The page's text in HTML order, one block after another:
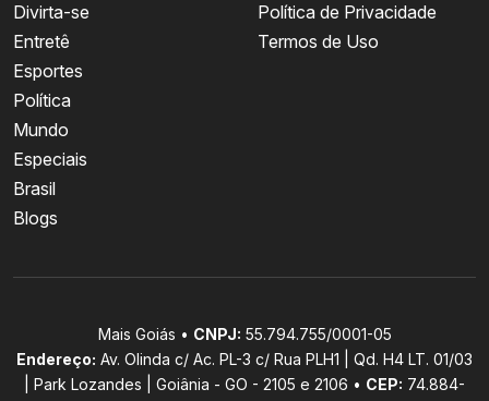
Divirta-se
Entretê
Esportes
Política
Mundo
Especiais
Brasil
Blogs
Política de Privacidade
Termos de Uso
Mais Goiás • CNPJ: 55.794.755/0001-05
Endereço: Av. Olinda c/ Ac. PL-3 c/ Rua PLH1 | Qd. H4 LT. 01/03
| Park Lozandes | Goiânia - GO - 2105 e 2106 • CEP: 74.884-